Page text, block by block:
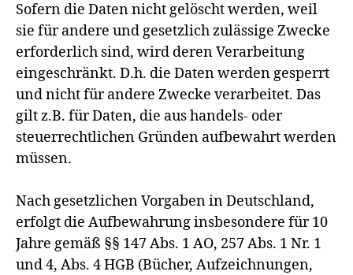
Sofern die Daten nicht gelöscht werden, weil
sie für andere und gesetzlich zulässige Zwecke
erforderlich sind, wird deren Verarbeitung
eingeschränkt. D.h. die Daten werden gesperrt
und nicht für andere Zwecke verarbeitet. Das
gilt z.B. für Daten, die aus handels- oder
steuerrechtlichen Gründen aufbewahrt werden
müssen.
Nach gesetzlichen Vorgaben in Deutschland,
erfolgt die Aufbewahrung insbesondere für 10
Jahre gemäß §§ 147 Abs. 1 AO, 257 Abs. 1 Nr. 1
und 4, Abs. 4 HGB (Bücher, Aufzeichnungen,